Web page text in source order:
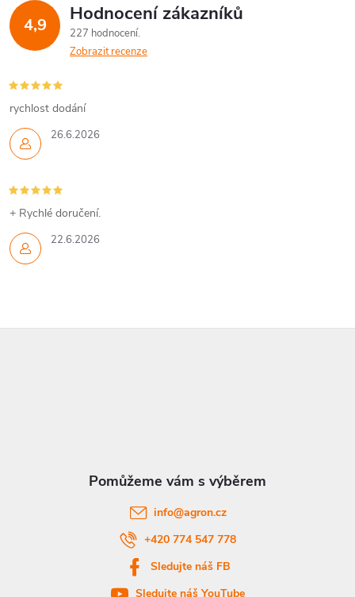
d
a
c
í
p
r
v
k
y
ý
4,9 Hodnocení zákazníků
227 hodnocení
Zobrazit recenze
26.6.2026
rychlost dodání
22.6.2026
+ Rychlé doručení.
info@agron.cz
+420 774 547 778
Sledujte náš FB
Sledujte náš YouTube